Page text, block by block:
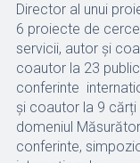
Director al unui
6 proiecte de
servicii, autor şi
coautor la 23
conferinte
şi coautor la 9 cărți
domeniul
conferinte,